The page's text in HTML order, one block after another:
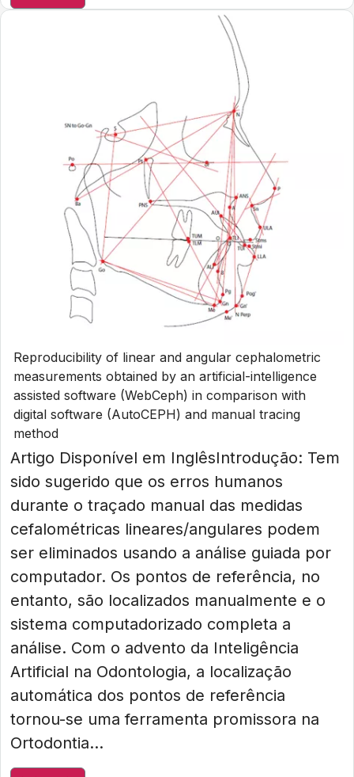
Reproducibility of linear and angular cephalometric
measurements obtained by an artificial-intelligence
assisted software (WebCeph) in comparison with
digital software (AutoCEPH) and manual tracing
method
Artigo Disponível em Inglês Introdução: Tem
sido sugerido que os erros humanos
durante o traçado manual das medidas
cefalométricas lineares/angulares podem
ser eliminados usando a análise guiada por
computador. Os pontos de referência, no
entanto, são localizados manualmente e o
sistema computadorizado completa a
análise. Com o advento da Inteligência
Artificial na Odontologia, a localização
automática dos pontos de referência
tornou-se uma ferramenta promissora na
Ortodontia...